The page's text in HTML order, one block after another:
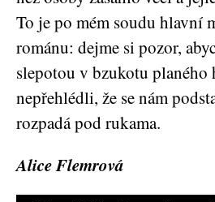
To je po mém soudu hlavní
románu: dejme si pozor,
slepotou v bzukotu planého
nepřehlédli, že se nám
rozpadá pod rukama.
Alice Flemrová